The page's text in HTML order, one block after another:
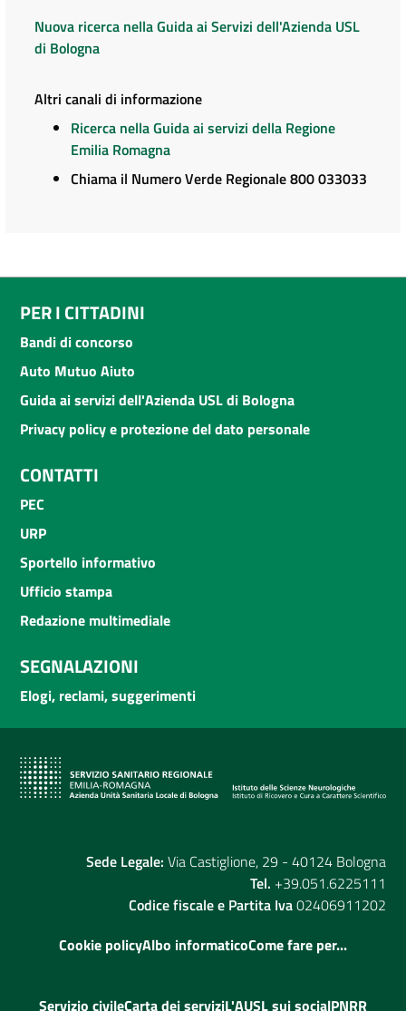
Nuova ricerca nella Guida ai Servizi dell'Azienda USL
di Bologna
Altri canali di informazione
Ricerca nella Guida ai servizi della Regione
Emilia Romagna
Chiama il Numero Verde Regionale 800 033033
PER I CITTADINI
Bandi di concorso
Auto Mutuo Aiuto
Guida ai servizi dell'Azienda USL di Bologna
Privacy policy e protezione del dato personale
CONTATTI
PEC
URP
Sportello informativo
Ufficio stampa
Redazione multimediale
SEGNALAZIONI
Elogi, reclami, suggerimenti
Sede Legale: Via Castiglione, 29 - 40124 Bologna
Tel. +39.051.6225111
Codice fiscale e Partita Iva02406911202
Cookie policyAlbo informaticoCome fare per...
Servizio civileCarta dei serviziL'AUSL sui socialPNRR